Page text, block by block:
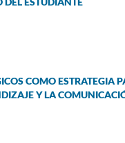
COMO ESTRATEGIA
Y LA